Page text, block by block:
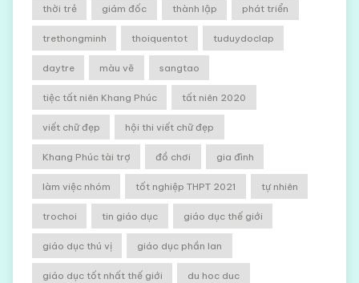
thời trẻ giám đốc thành lập phát triển
trethongminh thoiquentot tuduydoclap
daytre màu vẽ sangtao
tiệc tất niên Khang Phúc tất niên 2020
viết chữ đẹp hội thi viết chữ đẹp
Khang Phúc tài trợ đồ chơi gia đình
làm việc nhóm tốt nghiệp THPT 2021 tự nhiên
trochoi tin giáo dục giáo dục thế giới
giáo dục thú vị giáo dục phần lan
giáo dục tốt nhất thế giới du hoc duc